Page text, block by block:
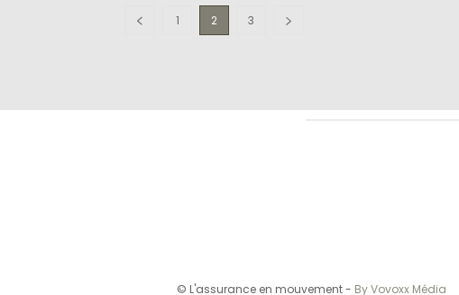
1 2 3
© L'assurance en mouvement - By Vovoxx Média